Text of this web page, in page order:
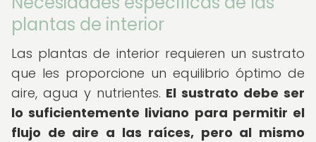
plantas de interior
Las plantas de interior requieren un sustrato
que les proporcione un equilibrio óptimo de
aire, agua y nutrientes. El sustrato debe ser
lo suficientemente liviano para permitir el
flujo de aire a las raíces, pero al mismo